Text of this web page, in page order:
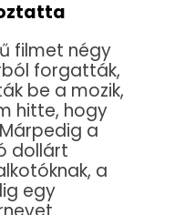
filmet négy
forgatták,
be a mozik,
hitte, hogy
a
dollárt
a
egy